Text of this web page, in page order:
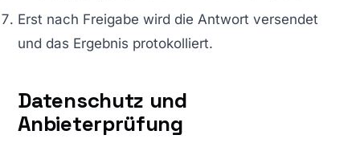
Erst nach Freigabe wird die Antwort versendet
und das Ergebnis protokolliert.
Datenschutz und
Anbieterprüfung